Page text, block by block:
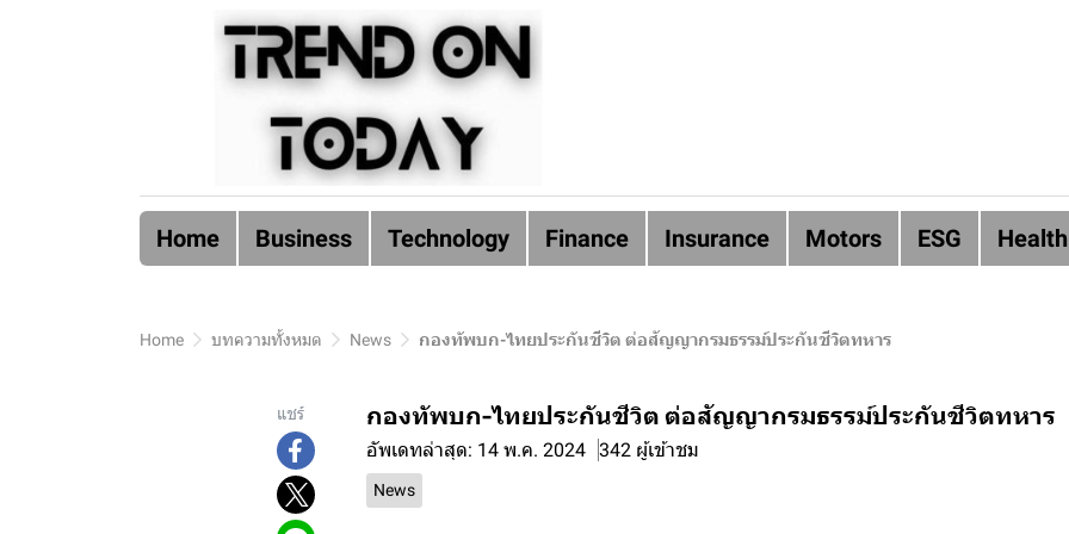
Home Business Technology Finance Insurance Motors ESG Health
Home บทความทั้งหมด News กองทัพบก-ไทยประกันชีวิต ต่อสัญญากรมธรรม์ประกันชีวิตทหาร
แชร์ กองทัพบก-ไทยประกันชีวิต ต่อสัญญากรมธรรม์ประกันชีวิตทหาร
อัพเดทล่าสุด: 14 พ.ค. 2024 342 ผู้เข้าชม
News